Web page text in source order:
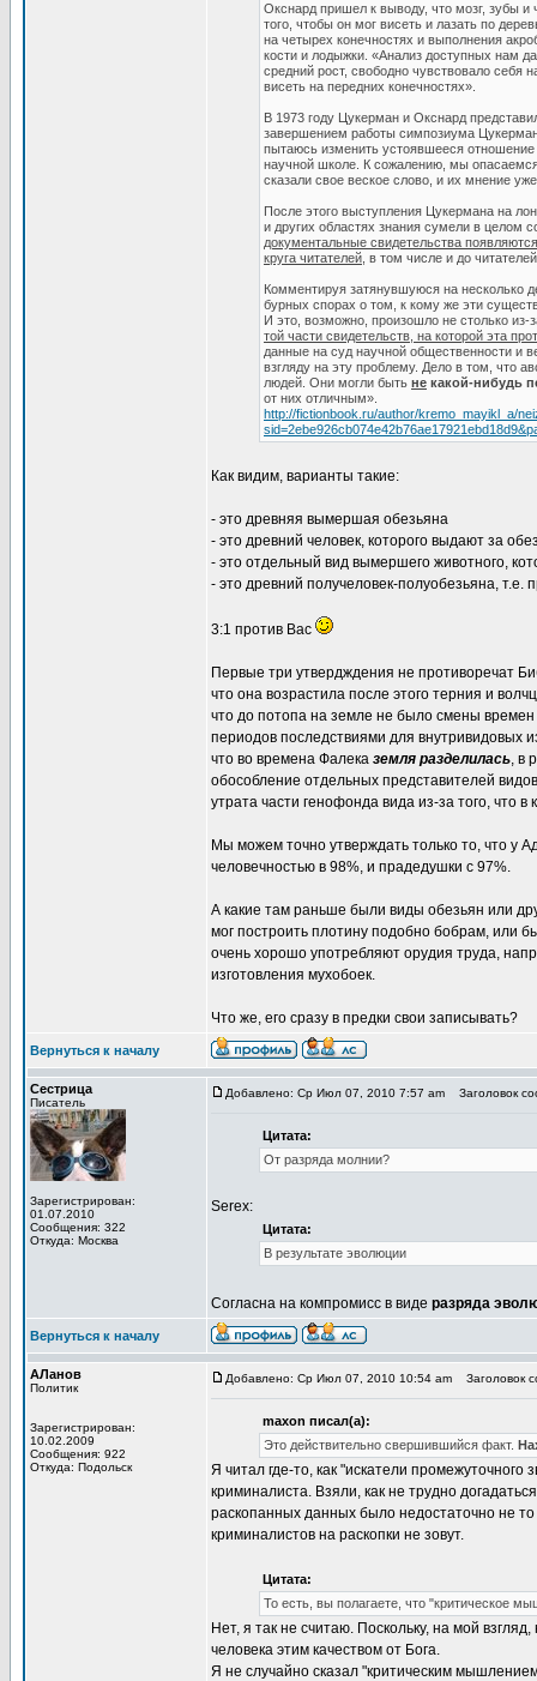
Окснард пришел к выводу, что мозг, зубы и
того, чтобы он мог висеть и лазать по
на четырех конечностях и выполнения
кости и лодыж­ки. «Анализ доступных нам
средний рост, свободно чувствовало себя
висеть на передних конечностях».
В 1973 году Цукерман и Окснард
завершением работы симпозиума
пытаюсь изменить устоявшееся
научной школе. К сожалению, мы
сказали свое веское слово, и их мнение
После этого выступления Цукермана на
и других областях знания сумели в целом
документальные свидетельства
круга читателей , в том числе и до
Комментируя затянувшуюся на несколько
бурных спорах о том, к кому же эти
И это, возможно, произошло не столько из-
той части свиде­тельств, на которой эта
данные на суд научной общественности и
взгляду на эту проблему. Дело в том, что
людей. Они могли быть не какой-нибудь
от них отличным».
http://fictionbook.ru/author/kremo_mayikl_a/
Как видим, варианты такие:
- это древняя вымершая обезьяна
- это древний человек, которого выдают за
- это отдельный вид вымершего животного,
- это древний получеловек-полуобезьяна, т.е.
3:1 против Вас
Первые три утвердждения не противоречат
что она возрастила после этого терния и
что до потопа на земле не было смены
периодов последствиями для внутривидовых
что во времена Фалека земля разделилась, в
обособление отдельных представителей
утрата части генофонда вида из-за того, что
Мы можем точно утверждать только то, что у
человечностью в 98%, и прадедушки с 97%.
А какие там раньше были виды обезьян или
мог построить плотину подобно бобрам, или
очень хорошо употребляют орудия труда,
изготовления мухобоек.
Что же, его сразу в предки свои записывать?
Вернуться к началу
Сестрица
Писатель
Зарегистрирован:
01.07.2010
Сообщения: 322
Откуда: Москва
Добавлено: Ср Июл 07, 2010 7:57 am Заголовок
Цитата:
От разряда молнии?
Serex:
Цитата:
В результате эволюции
Согласна на компромисс в виде разряда
Вернуться к началу
АЛанов
Политик
Зарегистрирован:
10.02.2009
Сообщения: 922
Откуда: Подольск
Добавлено: Ср Июл 07, 2010 10:54 am Заголовок
maxon писал(а):
Это действительно свершившийся факт.
Я читал где-то, как "искатели промежуточного
криминалиста. Взяли, как не трудно
раскопанных данных было недостаточно не
криминалистов на раскопки не зовут.
Цитата:
То есть, вы полагаете, что "критическое
Нет, я так не считаю. Поскольку, на мой
человека этим качеством от Бога.
Я не случайно сказал "критическим